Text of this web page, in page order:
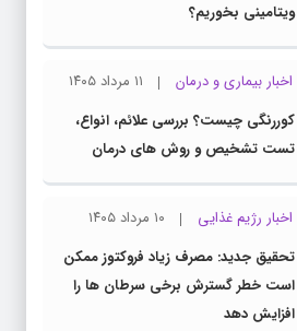
ویتامینی بخوریم؟
اخبار بیماری و درمان
۱۱ مرداد ۱۴۰۵
کوررنگی چیست؟ بررسی علائم، انواع،
تست تشخیص و روش های درمان
اخبار رژیم غذایی
۱۰ مرداد ۱۴۰۵
تحقیق جدید: مصرف زیاد فروکتوز ممکن
است خطر گسترش برخی سرطان ها را
افزایش دهد